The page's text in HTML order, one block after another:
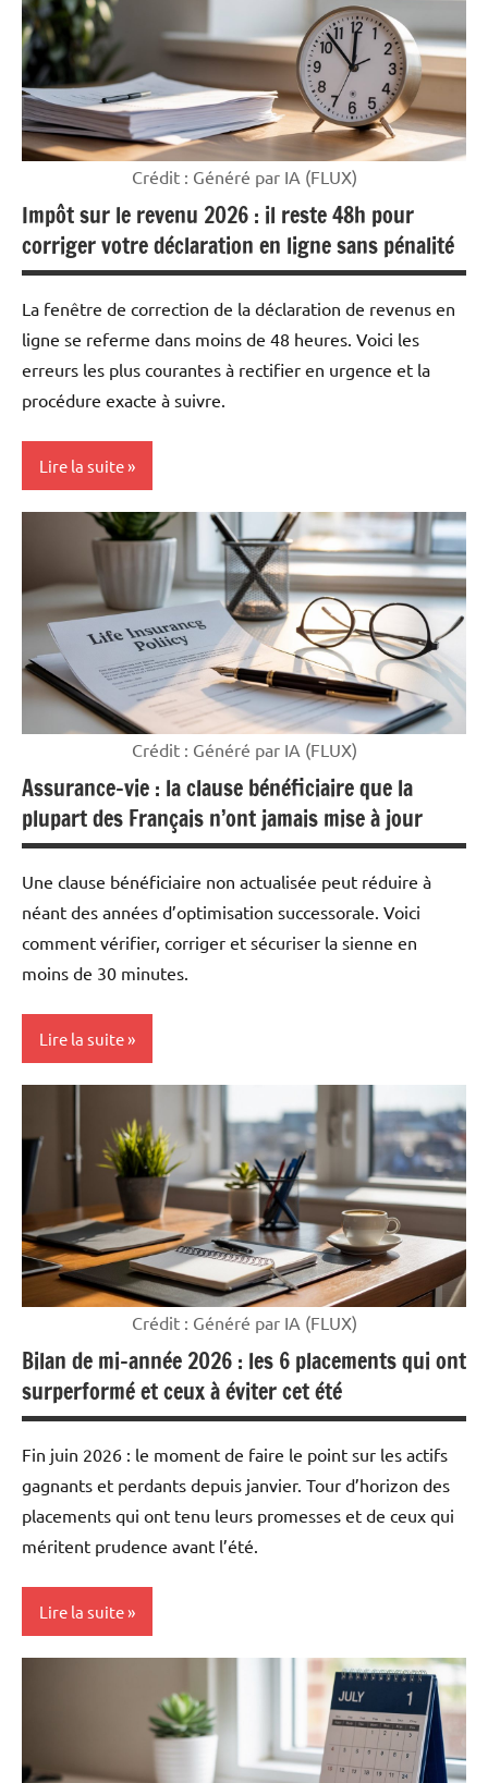
Crédit : Généré par IA (FLUX)
Impôt sur le revenu 2026 : il reste 48h pour
corriger votre déclaration en ligne sans pénalité
La fenêtre de correction de la déclaration de revenus en
ligne se referme dans moins de 48 heures. Voici les
erreurs les plus courantes à rectifier en urgence et la
procédure exacte à suivre.
Lire la suite
Crédit : Généré par IA (FLUX)
Assurance-vie : la clause bénéficiaire que la
plupart des Français n’ont jamais mise à jour
Une clause bénéficiaire non actualisée peut réduire à
néant des années d’optimisation successorale. Voici
comment vérifier, corriger et sécuriser la sienne en
moins de 30 minutes.
Lire la suite
argent
Crédit : Généré par IA (FLUX)
Bilan de mi-année 2026 : les 6 placements qui ont
surperformé et ceux à éviter cet été
Fin juin 2026 : le moment de faire le point sur les actifs
gagnants et perdants depuis janvier. Tour d’horizon des
placements qui ont tenu leurs promesses et de ceux qui
méritent prudence avant l’été.
Lire la suite